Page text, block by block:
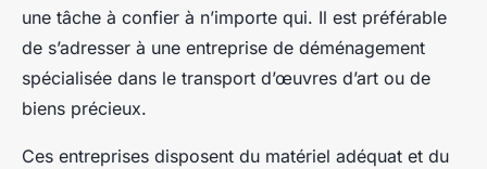
une tâche à confier à n’importe qui. Il est préférable
de s’adresser à une entreprise de déménagement
spécialisée dans le transport d’œuvres d’art ou de
biens précieux.
Ces entreprises disposent du matériel adéquat et du